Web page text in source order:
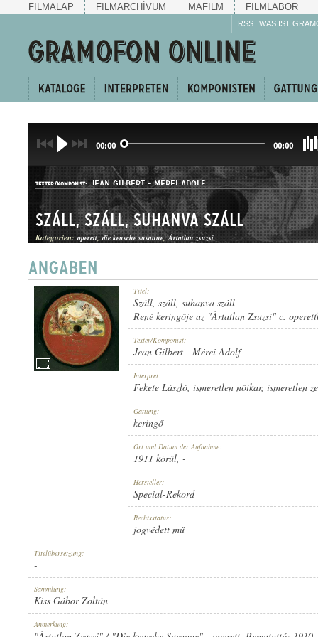
FILMALAP FILMARCHÍVUM MAFILM FILMLABOR
RSS WAS IST
00:00 00:00
TEXTER/KOMPONIST: JEAN GILBERT-MÉREI ADOLF
KERINGŐ
1911 KÖRÜL
SPECIAL-REKORD
10312
Száll, száll, suhanva száll
Kategorien: operett die keusche susanne Ártatlan zsuzsi
Titel:
Száll, száll, suhanva száll
René keringője az "Ártatlan Zsuzsi" c.
Texter/Komponist:
Jean Gilbert - Mérei Adolf
Interpret:
Fekete László, ismeretlen nőikar, ismeretlen
Gattung:
keringő
Ort und Datum der Aufnahme:
1911 körül, -
Hersteller:
Special-Rekord
Rechtsstatus:
jogvédett mű
Titelübersetzung:
-
Sammlung:
Kiss Gábor Zoltán
Anmerkung: